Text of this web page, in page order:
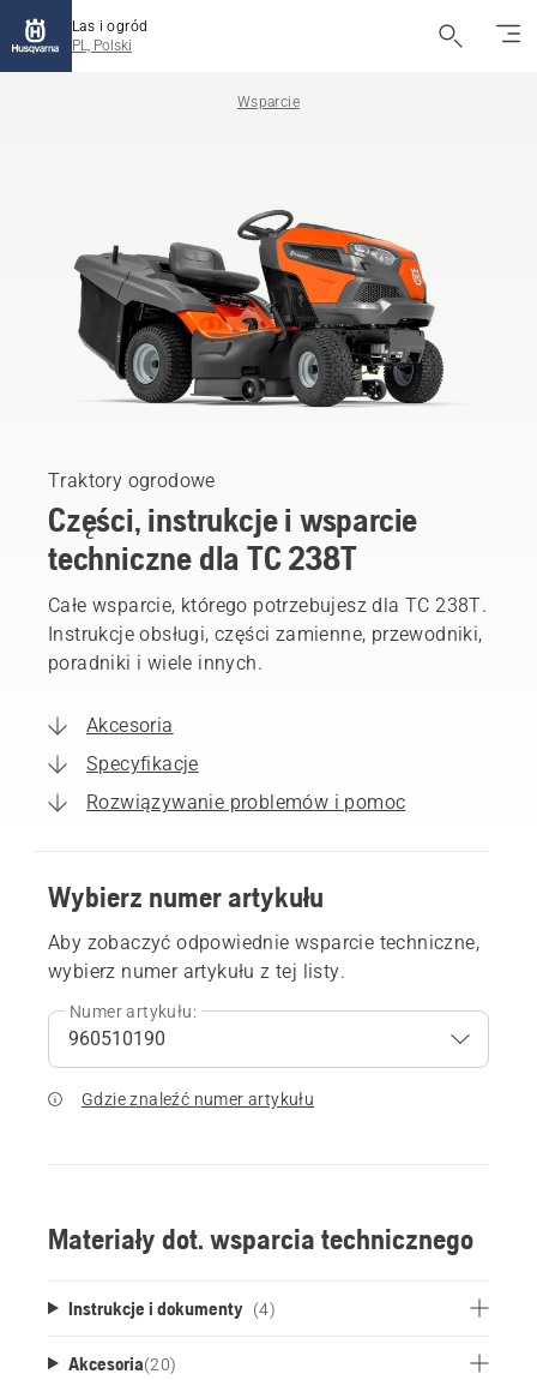
Las i ogród
PL, Polski
Wsparcie
Traktory ogrodowe
Części, instrukcje i wsparcie
techniczne dla TC 238T
Całe wsparcie, którego potrzebujesz dla TC 238T.
Instrukcje obsługi, części zamienne, przewodniki,
poradniki i wiele innych.
Akcesoria
Specyfikacje
Rozwiązywanie problemów i pomoc
Wybierz numer artykułu
Aby zobaczyć odpowiednie wsparcie techniczne,
wybierz numer artykułu z tej listy.
Numer artykułu:
Gdzie znaleźć numer artykułu
Materiały dot. wsparcia technicznego
Instrukcje i dokumenty (4)
Akcesoria(20)